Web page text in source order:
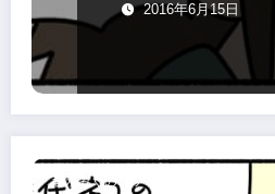
2016年6月15日
森永みぐのペット保険加入道